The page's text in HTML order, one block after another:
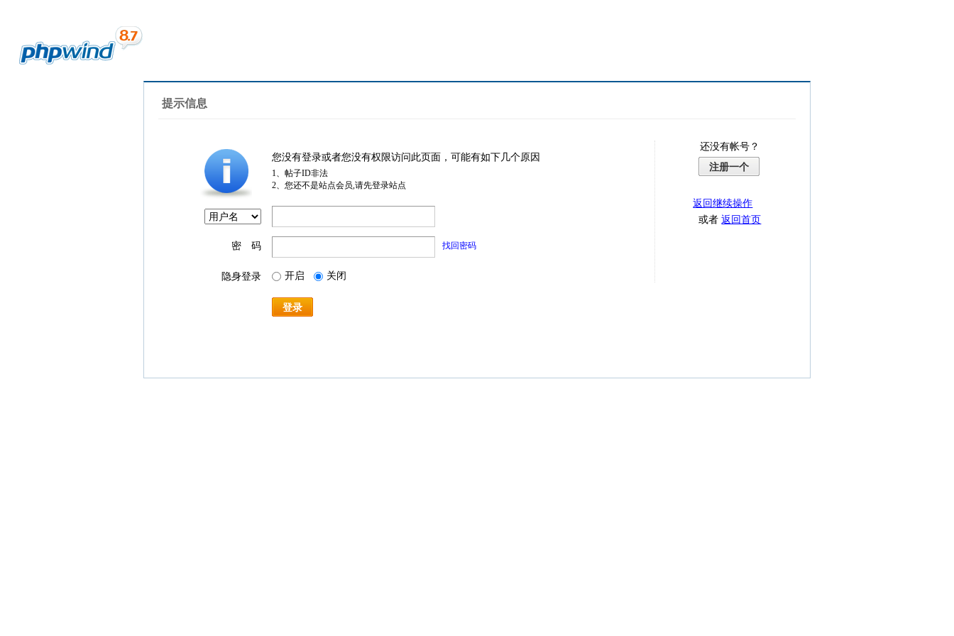
提示信息
您没有登录或者您没有权限访问此页面，可能有如下几个原因
1、帖子ID非法
2、您还不是站点会员,请先登录站点
密 码 找回密码
隐身登录 开启 关闭
登录
还没有帐号？
注册一个
返回继续操作
或者返回首页